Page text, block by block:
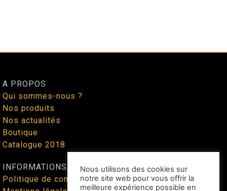
A PROPOS
Qui sommes-nous ?
Nos produits
Nos actualités
Boutique
Catalogue 2018
INFORMATIONS
Politique de confidentialité
Nous utilisons des cookies sur
notre site web pour vous offrir la
meilleure expérience possible en